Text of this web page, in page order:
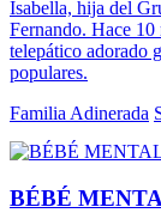
Isabella, hija del
Fernando. Hace
telepático adorado
populares.
Familia Adinerada
BÉBÉ